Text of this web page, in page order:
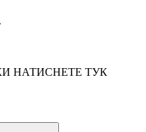
НАТИСНЕТЕ ТУК